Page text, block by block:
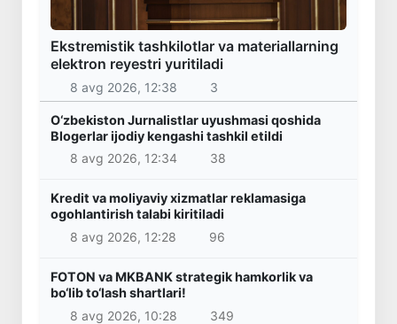
Ekstremistik tashkilotlar va materiallarning
elektron reyestri yuritiladi
8 avg 2026, 12:38 3
O‘zbekiston Jurnalistlar uyushmasi qoshida
Blogerlar ijodiy kengashi tashkil etildi
8 avg 2026, 12:34
38
Kredit va moliyaviy xizmatlar reklamasiga
ogohlantirish talabi kiritiladi
8 avg 2026, 12:28
96
FOTON va MKBANK strategik hamkorlik va
bo‘lib to‘lash shartlari!
8 avg 2026, 10:28
349